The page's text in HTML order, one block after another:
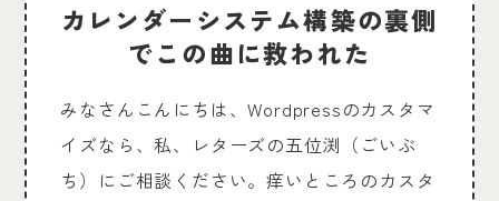
カレンダーシステム構築の裏側
でこの曲に救われた
みなさんこんにちは、Wordpressのカスタマ
イズなら、私、レターズの五位渕（ごいぶ
ち）にご相談ください。痒いところのカスタ